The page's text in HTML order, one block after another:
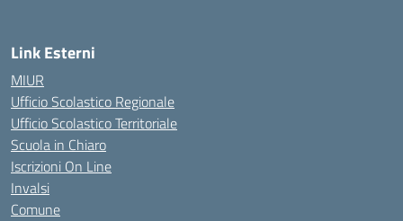
Link Esterni
MIUR
Ufficio Scolastico Regionale
Ufficio Scolastico Territoriale
Scuola in Chiaro
Iscrizioni On Line
Invalsi
Comune